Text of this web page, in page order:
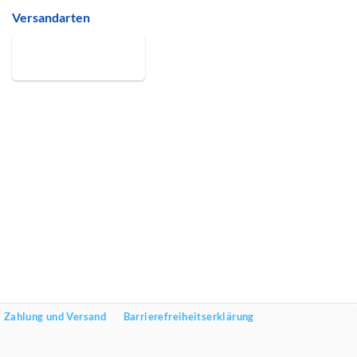
Versandarten
Zahlung und Versand Barrierefreiheitserklärung